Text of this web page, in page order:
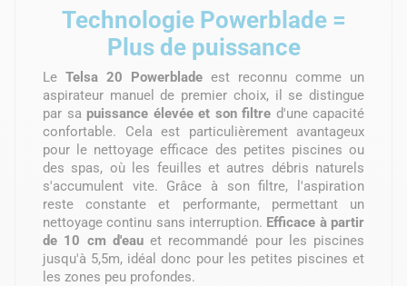
Technologie Powerblade =
Plus de puissance
Le Telsa 20 Powerblade est reconnu comme un
aspirateur manuel de premier choix, il se distingue
par sa puissance élevée et son filtre d'une capacité
confortable. Cela est particulièrement avantageux
pour le nettoyage efficace des petites piscines ou
des spas, où les feuilles et autres débris naturels
s'accumulent vite. Grâce à son filtre, l'aspiration
reste constante et performante, permettant un
nettoyage continu sans interruption. Efficace à partir
de 10 cm d'eauet recommandé pour les piscines
jusqu'à 5,5m, idéal donc pour les petites piscines et
les zones peu profondes.